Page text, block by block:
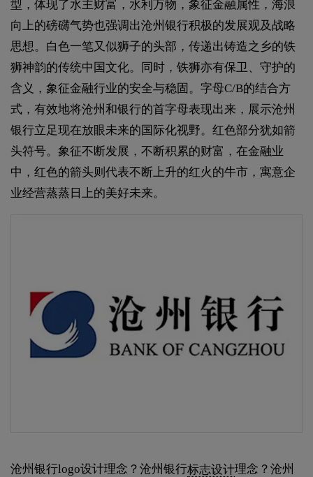
型，体现了水主财富，水利万物，象征金融属性，海浪
向上的磅礴气势也强调出沧州银行积极的发展观及战略
思想。白色一笔又似狮子的头部，传递出铸造之乡的铁
狮神韵的传统中国文化。同时，铁狮亦有保卫、守护的
含义，象征金融行业的安全与稳固。字母C/B的结合方
式，有效地将沧州和银行的首字母表现出来，展示沧州
银行立足现在放眼未来的国际化视野。红色部分犹如箭
头符号。象征不断发展，不断积累的财富，在金融业
中，红色的箭头则代表不断上升的红火的牛市，寓意企
业经营蒸蒸日上的美好未来。
沧州银行logo设计理念？沧州银行标志设计理念？沧州